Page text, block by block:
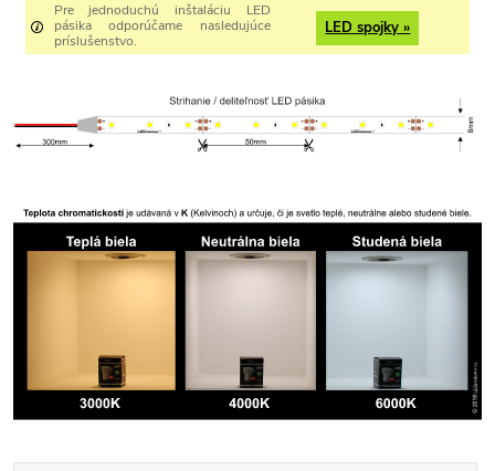
Pre jednoduchú inštaláciu LED
pásika odporúčame nasledujúce
príslušenstvo.
LED spojky »